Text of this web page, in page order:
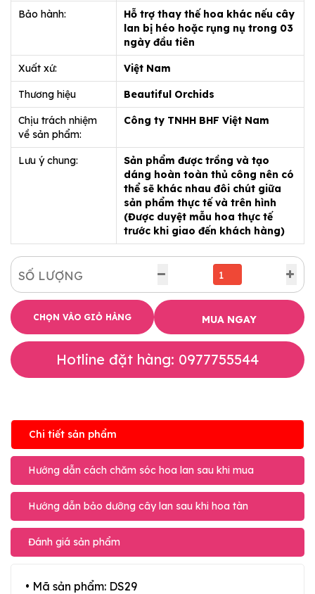
Bảo hành:
Hỗ trợ thay thế hoa khác nếu cây
lan bị héo hoặc rụng nụ trong 03
ngày đầu tiên
Xuất xứ: Việt Nam
Thương hiệu Beautiful Orchids
Chịu trách nhiệm
về sản phẩm:
Công ty TNHH BHF Việt Nam
Lưu ý chung:
Sản phẩm được trồng và tạo
dáng hoàn toàn thủ công nên có
thể sẽ khác nhau đôi chút giữa
sản phẩm thực tế và trên hình
(Được duyệt mẫu hoa thực tế
trước khi giao đến khách hàng)
SỐ LƯỢNG
CHỌN VÀO GIỎ HÀNG MUA NGAY
Hotline đặt hàng: 0977755544
Chi tiết sản phẩm
Hướng dẫn cách chăm sóc hoa lan sau khi mua
Hướng dẫn bảo dưỡng cây lan sau khi hoa tàn
Đánh giá sản phẩm
• Mã sản phẩm: DS29